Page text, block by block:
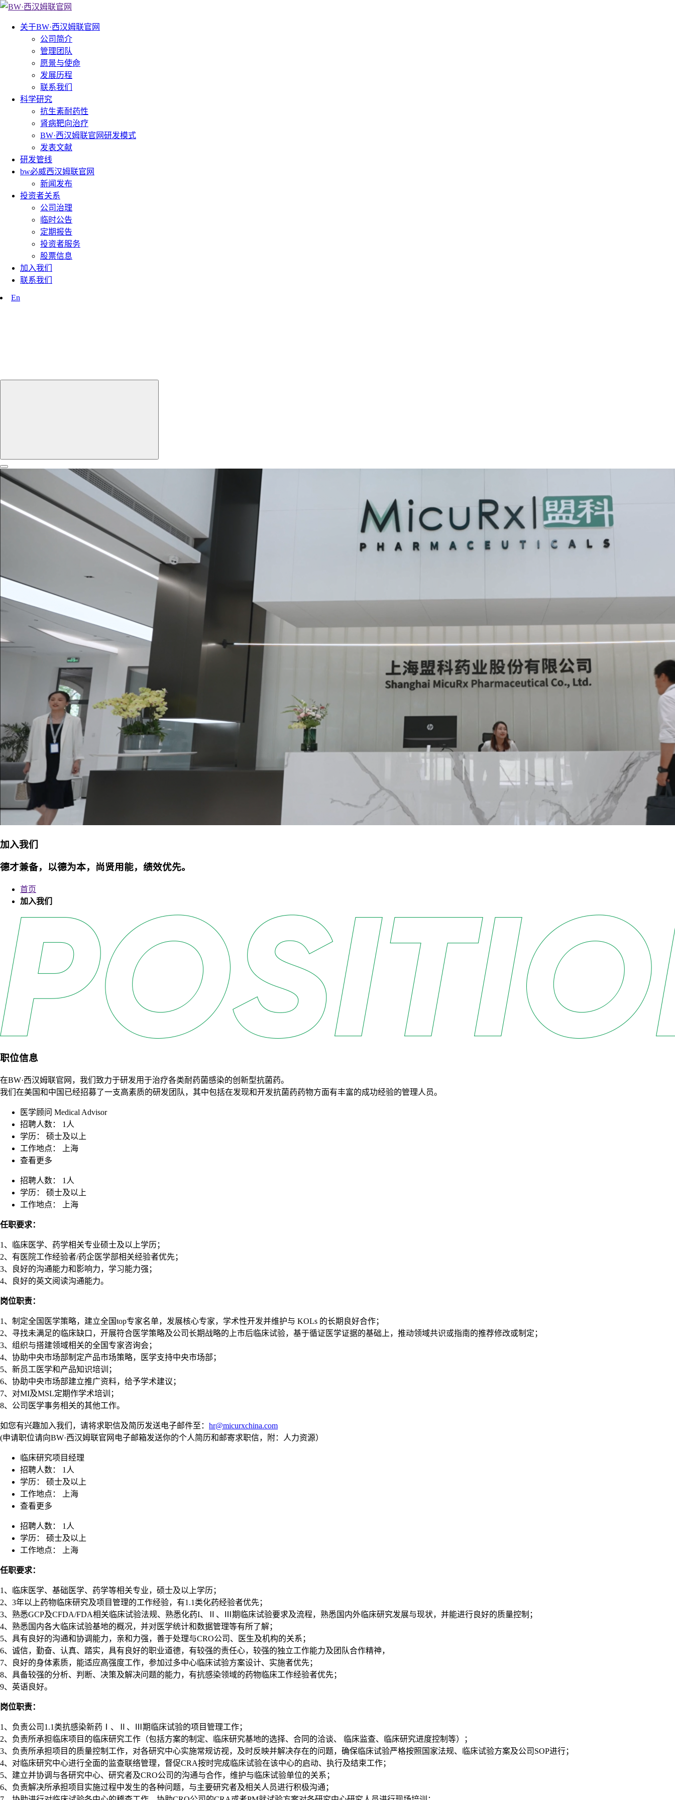
关于BW·西汉姆联官网
公司简介
管理团队
愿景与使命
发展历程
联系我们
科学研究
抗生素耐药性
肾病靶向治疗
BW·西汉姆联官网研发模式
发表文献
研发管线
bw必威西汉姆联官网
新闻发布
投资者关系
公司治理
临时公告
定期报告
投资者服务
股票信息
加入我们
联系我们
En
加入我们
德才兼备，以德为本，尚贤用能，绩效优先。
首页
加入我们
职位信息
在BW·西汉姆联官网，我们致力于研发用于治疗各类耐药菌感染的创新型抗菌药。
我们在美国和中国已经招募了一支高素质的研发团队，其中包括在发现和开发抗菌药药物方面有丰富的成功经验的管理人员。
医学顾问 Medical Advisor
招聘人数： 1人
学历： 硕士及以上
工作地点： 上海
查看更多
招聘人数：
1人
学历：
硕士及以上
工作地点：
上海
任职要求：
1、临床医学、药学相关专业硕士及以上学历；
2、有医院工作经验者/药企医学部相关经验者优先；
3、良好的沟通能力和影响力，学习能力强；
4、良好的英文阅读沟通能力。
岗位职责：
1、制定全国医学策略，建立全国top专家名单，发展核心专家，学术性开发并维护与 KOLs 的长期良好合作；
2、寻找未满足的临床缺口，开展符合医学策略及公司长期战略的上市后临床试验，基于循证医学证据的基础上，推动领域共识或指南的推荐修改或制定；
3、组织与搭建领域相关的全国专家咨询会；
4、协助中央市场部制定产品市场策略，医学支持中央市场部；
5、新员工医学和产品知识培训；
6、协助中央市场部建立推广资料，给予学术建议；
7、对MI及MSL定期作学术培训；
8、公司医学事务相关的其他工作。
如您有兴趣加入我们，请将求职信及简历发送电子邮件至： hr@micurxchina.com
(申请职位请向BW·西汉姆联官网电子邮箱发送你的个人简历和邮寄求职信，附：人力资源）
临床研究项目经理
招聘人数： 1人
学历： 硕士及以上
工作地点： 上海
查看更多
招聘人数：
1人
学历：
硕士及以上
工作地点：
上海
任职要求：
1、临床医学、基础医学、药学等相关专业，硕士及以上学历；
2、3年以上药物临床研究及项目管理的工作经验，有1.1类化药经验者优先；
3、熟悉GCP及CFDA/FDA相关临床试验法规、熟悉化药I、Ⅱ、Ⅲ期临床试验要求及流程，熟悉国内外临床研究发展与现状，并能进行良好的质量控制；
4、熟悉国内各大临床试验基地的概况，并对医学统计和数据管理等有所了解；
5、具有良好的沟通和协调能力，亲和力强，善于处理与CRO公司、医生及机构的关系；
6、诚信，勤奋、认真、踏实，具有良好的职业道德，有较强的责任心，较强的独立工作能力及团队合作精神，
7、良好的身体素质，能适应高强度工作，参加过多中心临床试验方案设计、实施者优先；
8、具备较强的分析、判断、决策及解决问题的能力，有抗感染领域的药物临床工作经验者优先；
9、英语良好。
岗位职责：
1、负责公司1.1类抗感染新药Ⅰ、Ⅱ、Ⅲ期临床试验的项目管理工作；
2、负责所承担临床项目的临床研究工作（包括方案的制定、临床研究基地的选择、合同的洽谈、 临床监查、临床研究进度控制等）；
3、负责所承担项目的质量控制工作，对各研究中心实施常规访视，及时反映并解决存在的问题，确保临床试验严格按照国家法规、临床试验方案及公司SOP进行；
4、对临床研究中心进行全面的监查联络管理，督促CRA按时完成临床试验在该中心的启动、执行及结束工作；
5、建立并协调与各研究中心、研究者及CRO公司的沟通与合作，维护与临床试验单位的关系；
6、负责解决所承担项目实施过程中发生的各种问题，与主要研究者及相关人员进行积极沟通；